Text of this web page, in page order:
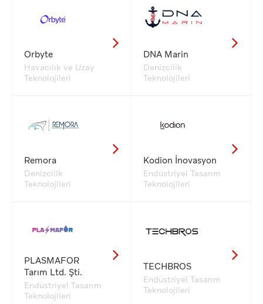
Orbyte
Havacılık ve Uzay
Teknolojileri
DNA Marin
Denizcilik
Teknolojileri
Remora
Denizcilik
Teknolojileri
Kodion İnovasyon
Endüstriyel Tasarım
Teknolojileri
PLASMAFOR
Tarım Ltd. Şti.
Endüstriyel Tasarım
Teknolojileri
TECHBROS
Endüstriyel Tasarım
Teknolojileri